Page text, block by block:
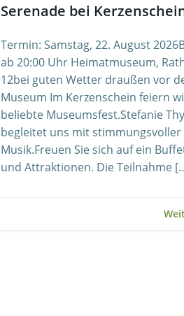
Serenade bei
Termin: Samstag, 22. August
ab 20:00 Uhr Heimatmuseum,
12bei guten Wetter draußen vor
Museum Im Kerzenschein feiern
beliebte Museumsfest.Stefanie
begleitet uns mit stimmungsvoller
Musik.Freuen Sie sich auf ein
und Attraktionen. Die Teilnahme